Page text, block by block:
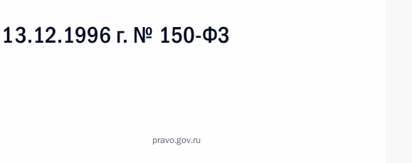
13.12.1996 г. № 150-ФЗ
pravo.gov.ru